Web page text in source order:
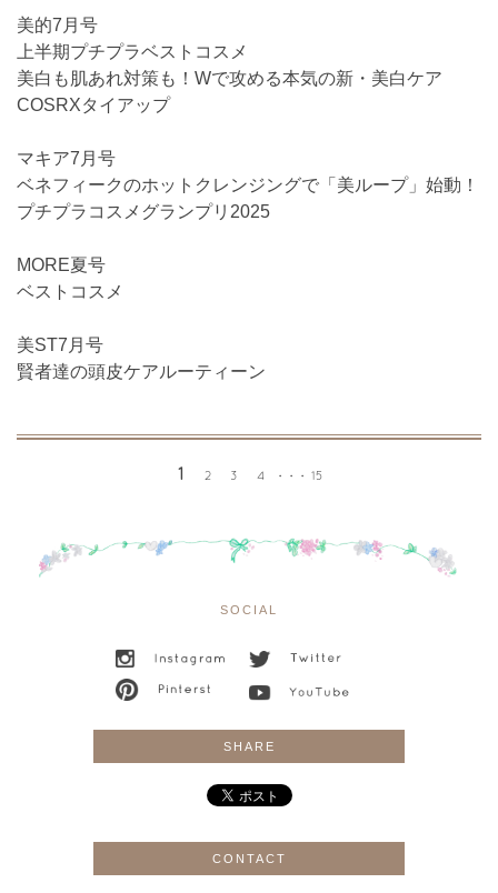
美的7月号
上半期プチプラベストコスメ
美白も肌あれ対策も！Wで攻める本気の新・美白ケア
COSRXタイアップ
マキア7月号
ベネフィークのホットクレンジングで「美ループ」始動！
プチプラコスメグランプリ2025
MORE夏号
ベストコスメ
美ST7月号
賢者達の頭皮ケアルーティーン
1 2 3 4 ・・・ 15
SOCIAL
SHARE
CONTACT